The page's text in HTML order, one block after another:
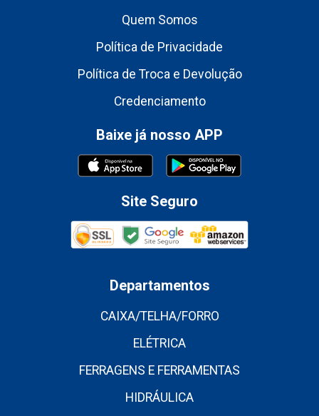
Quem Somos
Política de Privacidade
Política de Troca e Devolução
Credenciamento
Baixe já nosso APP
Site Seguro
Departamentos
CAIXA/TELHA/FORRO
ELÉTRICA
FERRAGENS E FERRAMENTAS
HIDRÁULICA